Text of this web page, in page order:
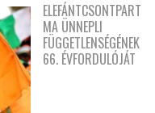
ELEFÁNTCSONTPART
MA ÜNNEPLI
FÜGGETLENSÉGÉNEK
66. ÉVFORDULÓJÁT